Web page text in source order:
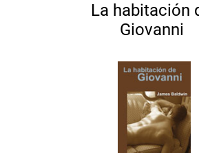
La habitación
Giovanni